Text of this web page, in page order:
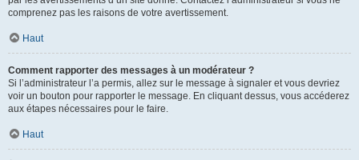
comprenez pas les raisons de votre avertissement.
Haut
Comment rapporter des messages à un modérateur ?
Si l’administrateur l’a permis, allez sur le message à signaler et vous devriez
voir un bouton pour rapporter le message. En cliquant dessus, vous accéderez
aux étapes nécessaires pour le faire.
Haut